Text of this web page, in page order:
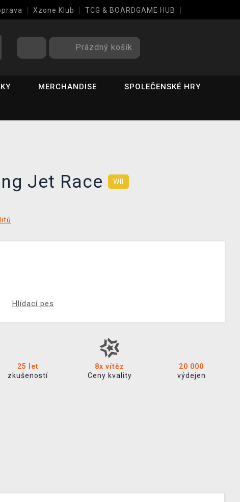
Xzone Klub TCG & BOARDGAME HUB
Prázdný košík
MERCHANDISE SPOLEČENSKÉ HRY
Jet Race WII
Hlídací pes
25 let
zkušeností
8x vítěz
Ceny kvality
20 000
výdejen